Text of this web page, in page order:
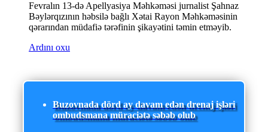
Fevralın 13-də Apellyasiya Məhkəməsi jurnalist Şahnaz
Bəylərqızının həbsilə bağlı Xətai Rayon Məhkəməsinin
qərarından müdafiə tərəfinin şikayətini təmin etməyib.
Ardını oxu
Buzovnada dörd ay davam edən drenaj işləri
ombudsmana müraciətə səbəb olub